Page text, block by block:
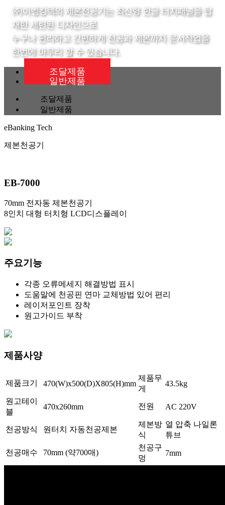
㈜이벵킹텍의 제본천공기는 최신형 한글 터치패널을 탑
재한 세련된 디자인으로
누구나 편리하고 간편하게 천공과 제본까지 문서작업을
한번에 마무리 할 수 있습니다.
조달제품
일반제품
조달제품
일반제품
eBanking Tech
제본천공기
EB-7000
70mm 전자동 제본천공기
8인치 대형 터치형 LCD디스플레이
주요기능
각종 오류메세지 해결방법 표시
도움말에 천공핀 연마 교체방법 있어 편리
레이저포인트 장착
원고가이드 부착
제품사양
제품크기 470(W)x500(D)X805(H)mm
제품무
게
43.5kg
원고테이
블
470x260mm 전원 AC 220V
천공방식 원터치 자동천공제본
제본방
식
열 압축 나일론
튜브
천공매수 70mm (약700매)
천공구
멍
7mm